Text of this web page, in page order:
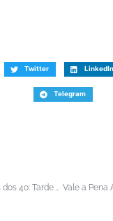
Twitter LinkedIn
Telegram
Empreender Depois dos 40: Tarde Demais ou Hora Certa?